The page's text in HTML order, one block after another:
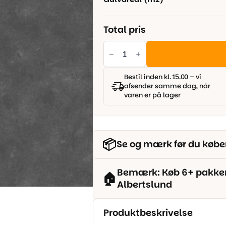
Total pris
Jupiter
Vinyl
1035G
Bestil inden kl. 15.00 – vi
afsender samme dag, når
varen er på lager
📦Se og mærk før du
🏠 Bemærk: Køb 6+
Albertslund
Produktbeskrivelse